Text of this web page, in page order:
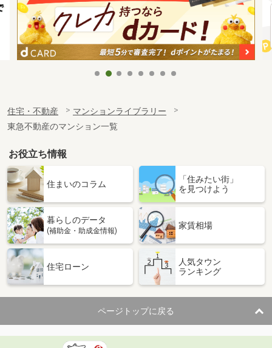
住宅・不動産
マンションライブラリー
東急不動産のマンション一覧
お役立ち情報
住まいのコラム
「住みたい街」
を見つけよう
暮らしのデータ
(補助金・助成金情報)
家賃相場
住宅ローン
人気タウン
ランキング
ページトップに戻る